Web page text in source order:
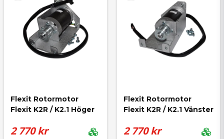
Flexit Rotormotor
Flexit K2R / K2.1 Höger
2 770 kr
Flexit Rotormotor
Flexit K2R / K2.1 Vänster
2 770 kr